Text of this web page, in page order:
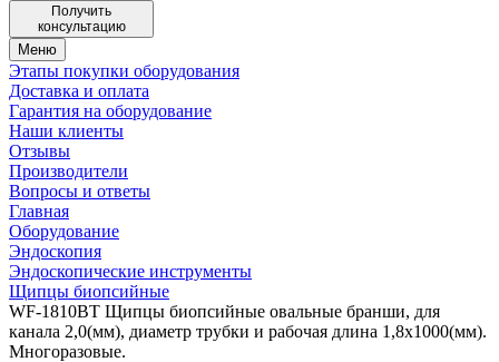
Получить
консультацию
Меню
Этапы покупки оборудования
Доставка и оплата
Гарантия на оборудование
Наши клиенты
Отзывы
Производители
Вопросы и ответы
Главная
Оборудование
Эндоскопия
Эндоскопические инструменты
Щипцы биопсийные
WF-1810BT Щипцы биопсийные овальные бранши, для
канала 2,0(мм), диаметр трубки и рабочая длина 1,8х1000(мм).
Многоразовые.